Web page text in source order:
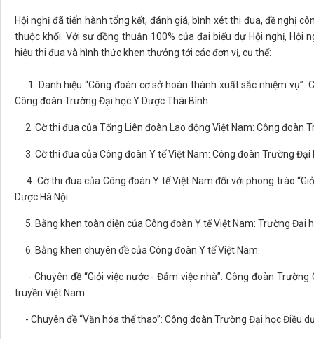
Hội nghị đã tiến hành tổng kết, đánh giá, bình xét thi đua, đề nghị
thuộc khối. Với sự đồng thuận 100% của đại biểu dự Hội nghị, Hội
hiệu thi đua và hình thức khen thưởng tới các đơn vị, cụ thể:
1. Danh hiệu “Công đoàn cơ sở hoàn thành xuất sắc nhiệm vụ”:
Công đoàn Trường Đại học Y Dược Thái Bình.
2. Cờ thi đua của Tổng Liên đoàn Lao động Việt Nam: Công đoàn
3. Cờ thi đua của Công đoàn Y tế Việt Nam: Công đoàn Trường Đại
4. Cờ thi đua của Công đoàn Y tế Việt Nam đối với phong trào
Dược Hà Nội.
5. Bằng khen toàn diện của Công đoàn Y tế Việt Nam: Trường Đại
6. Bằng khen chuyên đề của Công đoàn Y tế Việt Nam:
- Chuyên đề “Giỏi việc nước - Đảm việc nhà”: Công đoàn
truyền Việt Nam.
- Chuyên đề “Văn hóa thể thao”: Công đoàn Trường Đại học Điều